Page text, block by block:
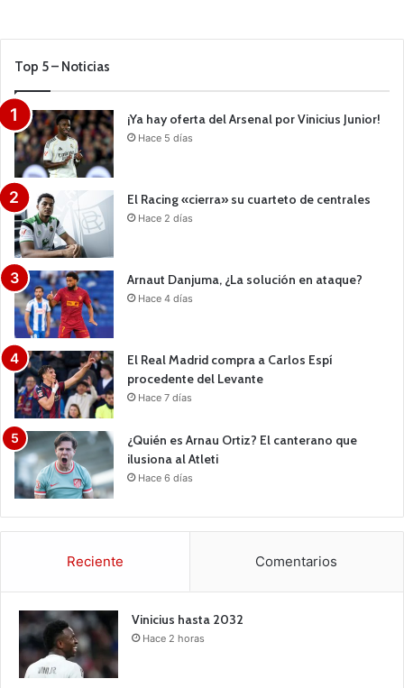
Top 5 – Noticias
¡Ya hay oferta del Arsenal por Vinicius Junior!
Hace 5 días
El Racing «cierra» su cuarteto de centrales
Hace 2 días
Arnaut Danjuma, ¿La solución en ataque?
Hace 4 días
El Real Madrid compra a Carlos Espí
procedente del Levante
Hace 7 días
¿Quién es Arnau Ortiz? El canterano que
ilusiona al Atleti
Hace 6 días
Reciente Comentarios
Vinicius hasta 2032
Hace 2 horas